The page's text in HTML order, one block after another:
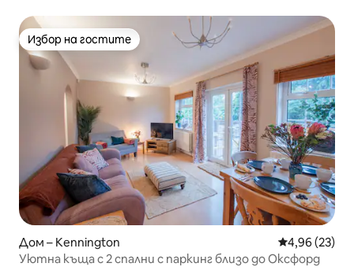
Избор на гостите
Избор на гостите
Дом – Kennington Средна
4,96 (23)
Уютна къща с 2 спални с паркинг близо до Оксфорд